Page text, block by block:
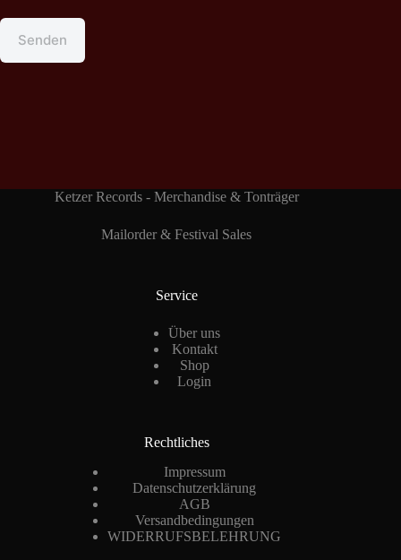
Senden
Ketzer Records - Merchandise & Tonträger
Mailorder & Festival Sales
Service
Über uns
Kontakt
Shop
Login
Rechtliches
Impressum
Datenschutzerklärung
AGB
Versandbedingungen
WIDERRUFSBELEHRUNG